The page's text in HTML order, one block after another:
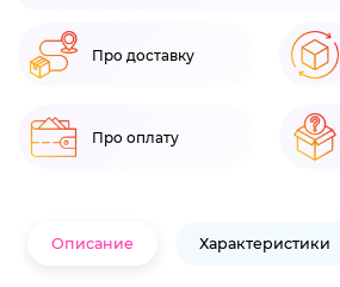
Про доставку
Про оплату
Описание Характеристики